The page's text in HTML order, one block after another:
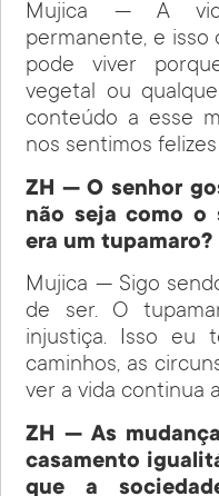
Mujica — A
permanente, e isso
pode viver
vegetal ou
conteúdo a esse
nos sentimos
ZH — O senhor
não seja como o
era um tupamaro?
Mujica — Sigo
de ser. O
injustiça. Isso eu
caminhos, as
ver a vida continua
ZH — As
casamento
que a